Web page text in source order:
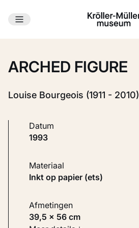
Ga naar hoofdinhoud
ARCHED FIGURE
Louise Bourgeois (1911 - 2010)
Datum
1993
Materiaal
Inkt op papier (ets)
Afmetingen
39,5 × 56 cm